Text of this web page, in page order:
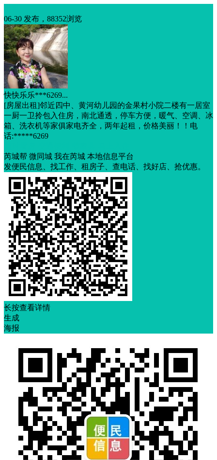
06-30 发布，88352浏览
快快乐乐***6269...
[房屋出租]邻近四中、黄河幼儿园的金果村小院二楼有一居室
一厨一卫拎包入住房，南北通透，停车方便，暖气、空调、冰
箱、洗衣机等家俱家电齐全，两年起租，价格美丽！！电
话:*****6269
芮城帮 微同城 我在芮城 本地信息平台
发便民信息、找工作、租房子、查电话、找好店、抢优惠。
长按查看详情
生成
海报